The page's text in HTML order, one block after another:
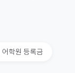
어학원 등록금